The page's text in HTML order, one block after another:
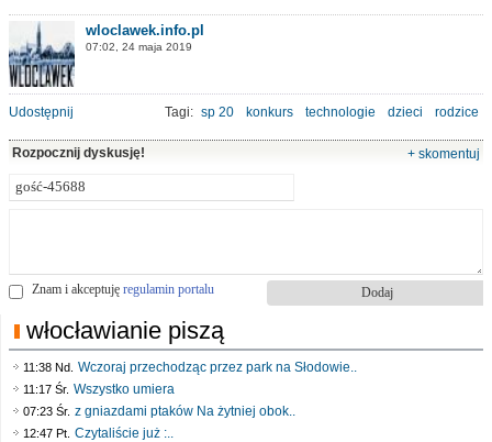
wloclawek.info.pl
07:02, 24 maja 2019
Udostępnij Tagi: sp 20 konkurs technologie dzieci rodzice
Rozpocznij dyskusję! + skomentuj
Znam i akceptuję regulamin portalu
włocławianie piszą
11:38 Nd. Wczoraj przechodząc przez park na Słodowie..
11:17 Śr. Wszystko umiera
07:23 Śr. z gniazdami ptaków Na żytniej obok..
12:47 Pt. Czytaliście już :..